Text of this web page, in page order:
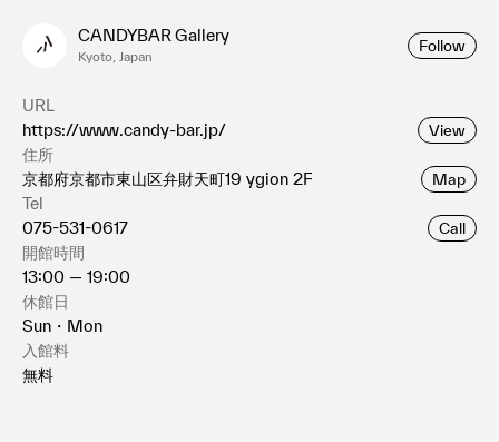
CANDYBAR Gallery
Kyoto, Japan
Follow
URL
https://www.candy-bar.jp/
View
住所
京都府京都市東山区弁財天町19 ygion 2F
Map
Tel
075-531-0617
Call
開館時間
13:00 — 19:00
休館日
Sun・Mon
入館料
無料